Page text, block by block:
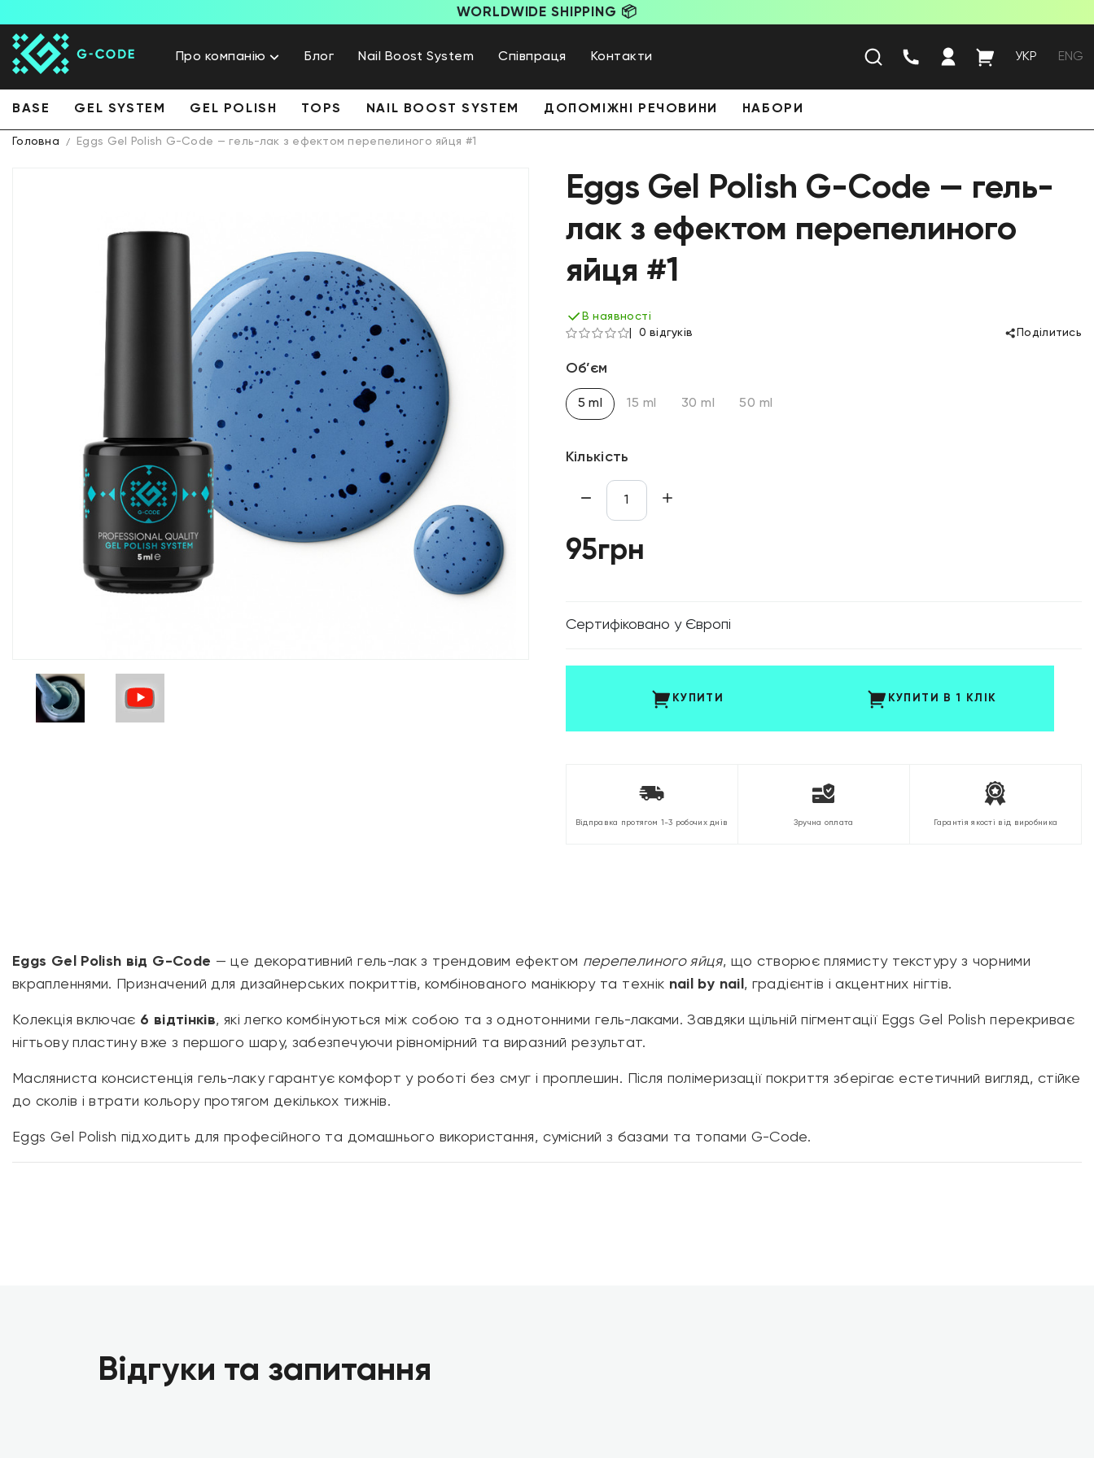
WORLDWIDE SHIPPING 📦
Про компанію Блог Nail Boost System Співпраця Контакти УКР ENG
BASE GEL SYSTEM GEL POLISH TOPS NAIL BOOST SYSTEM ДОПОМІЖНІ РЕЧОВИНИ НАБОРИ
Головна Eggs Gel Polish G-Code — гель-лак з ефектом перепелиного яйця #1
Eggs Gel Polish G-Code — гель-
лак з ефектом перепелиного
яйця #1
В наявності
0 відгуків
Поділитись
Об’єм
5 ml 15 ml 30 ml 50 ml
Кількість
95грн
Cертифіковано у Європі
КУПИТИ КУПИТИ В 1 КЛІК
Відправка протягом 1-3 робочих днів Зручна оплата Гарантія якості від виробника
Eggs Gel Polish від G-Code — це декоративний гель-лак з трендовим ефектом перепелиного яйця, що створює плямисту текстуру з чорними
вкрапленнями. Призначений для дизайнерських покриттів, комбінованого манікюру та технік nail by nail , градієнтів і акцентних нігтів.
Колекція включає 6 відтінків, які легко комбінуються між собою та з однотонними гель-лаками. Завдяки щільній пігментації Eggs Gel Polish перекриває
нігтьову пластину вже з першого шару, забезпечуючи рівномірний та виразний результат.
Масляниста консистенція гель-лаку гарантує комфорт у роботі без смуг і проплешин. Після полімеризації покриття зберігає естетичний вигляд, стійке
до сколів і втрати кольору протягом декількох тижнів.
Eggs Gel Polish підходить для професійного та домашнього використання, сумісний з базами та топами G-Code.
Відгуки та запитання